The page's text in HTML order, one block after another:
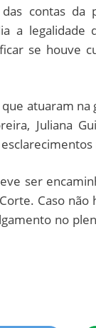
contas da
a legalidade
se houve
atuaram na
Juliana
ser
Caso não
no